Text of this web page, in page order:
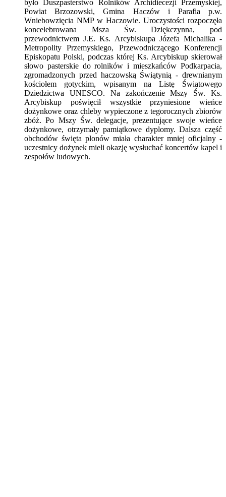
było Duszpasterstwo Rolników Archidiecezji Przemyskiej,
Powiat Brzozowski, Gmina Haczów i Parafia p.w.
Wniebowzięcia NMP w Haczowie. Uroczystości rozpoczęła
koncelebrowana Msza Św. Dziękczynna, pod
przewodnictwem J.E. Ks. Arcybiskupa Józefa Michalika -
Metropolity Przemyskiego, Przewodniczącego Konferencji
Episkopatu Polski, podczas której Ks. Arcybiskup skierował
słowo pasterskie do rolników i mieszkańców Podkarpacia,
zgromadzonych przed haczowską Świątynią - drewnianym
kościołem gotyckim, wpisanym na Listę Światowego
Dziedzictwa UNESCO. Na zakończenie Mszy Św. Ks.
Arcybiskup poświęcił wszystkie przyniesione wieńce
dożynkowe oraz chleby wypieczone z tegorocznych zbiorów
zbóż. Po Mszy Św. delegacje, prezentujące swoje wieńce
dożynkowe, otrzymały pamiątkowe dyplomy. Dalsza część
obchodów święta plonów miała charakter mniej oficjalny -
uczestnicy dożynek mieli okazję wysłuchać koncertów kapel i
zespołów ludowych.